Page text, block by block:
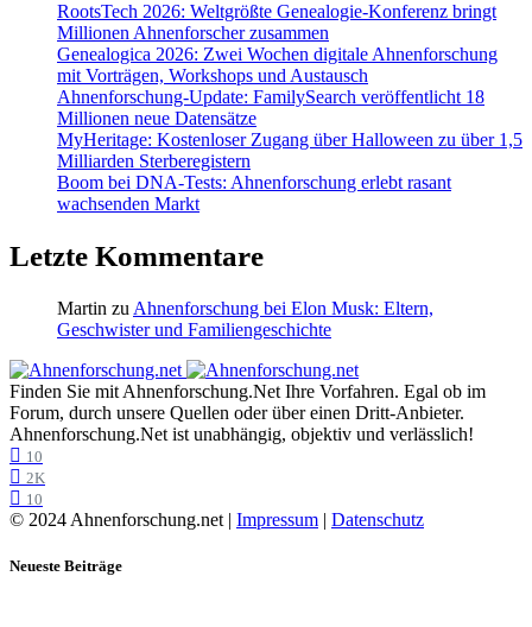
RootsTech 2026: Weltgrößte Genealogie-Konferenz bringt
Millionen Ahnenforscher zusammen
Genealogica 2026: Zwei Wochen digitale Ahnenforschung
mit Vorträgen, Workshops und Austausch
Ahnenforschung-Update: FamilySearch veröffentlicht 18
Millionen neue Datensätze
MyHeritage: Kostenloser Zugang über Halloween zu über 1,5
Milliarden Sterberegistern
Boom bei DNA-Tests: Ahnenforschung erlebt rasant
wachsenden Markt
Letzte Kommentare
Martin zu Ahnenforschung bei Elon Musk: Eltern,
Geschwister und Familiengeschichte
Finden Sie mit Ahnenforschung.Net Ihre Vorfahren. Egal ob im
Forum, durch unsere Quellen oder über einen Dritt-Anbieter.
Ahnenforschung.Net ist unabhängig, objektiv und verlässlich!
10
2K
10
© 2024 Ahnenforschung.net | Impressum | Datenschutz
Neueste Beiträge